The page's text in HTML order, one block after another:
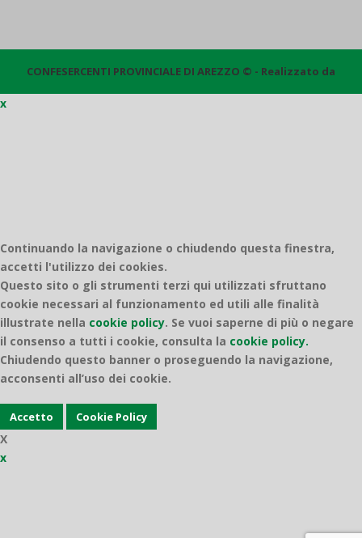
CONFESERCENTI PROVINCIALE DI AREZZO © - Realizzato da
x
Continuando la navigazione o chiudendo questa finestra,
accetti l'utilizzo dei cookies.
Questo sito o gli strumenti terzi qui utilizzati sfruttano
cookie necessari al funzionamento ed utili alle finalità
illustrate nella cookie policy. Se vuoi saperne di più o negare
il consenso a tutti i cookie, consulta la cookie policy.
Chiudendo questo banner o proseguendo la navigazione,
acconsenti all’uso dei cookie.
Accetto Cookie Policy
X
x